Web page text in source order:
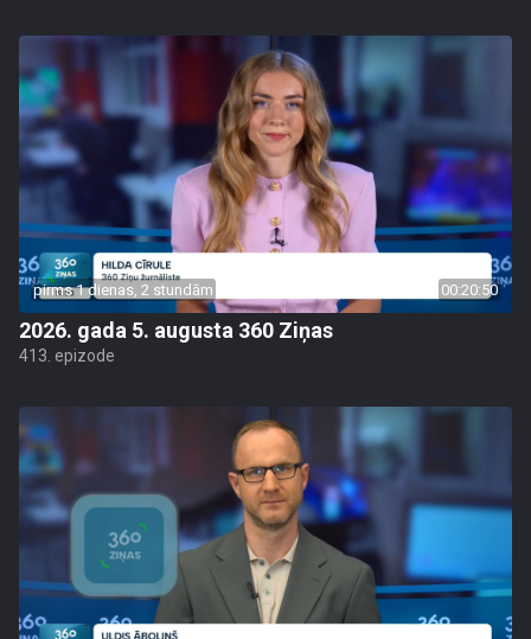
pirms 1 dienas, 2 stundām 00:20:50
2026. gada 5. augusta 360 Ziņas
413. epizode